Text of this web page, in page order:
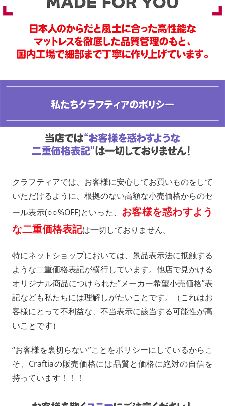
クラフティアでは、お客様に安心してお買いものをして
いただけるように、根拠のない高額な小売価格からのセ
ール表示(○○%OFF)といった、 お客様を惑わすよう
な二重価格表記は一切しておりません。
特にネットショップにおいては、景品表示法に抵触する
ような二重価格表記が横行しています。他店で見かける
オリジナル商品につけられた”メーカー希望小売価格”表
記なども私たちには理解しがたいことです。（これはお
客様にとって不利益な、不当表示に該当する可能性が高
いことです）
“お客様を裏切らない”ことをポリシーにしているからこ
そ、Craftiaの販売価格には品質と価格に絶対の自信を
持っています！！！